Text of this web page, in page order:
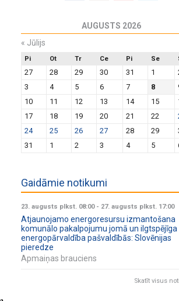
AUGUSTS 2026
« Jūlijs
Pi Ot Tr Ce Pi Se
27 28 29 30 31 1
3
4 5 6 7 8
10
11 12 13 14 15
17
18 19 20 21 22
24
25 26 27 28 29
31
1 2 3 4 5
Gaidāmie notikumi
23. augusts plkst. 08:00- 27. augusts plkst. 17:00
Atjaunojamo energoresursu izmantošana
komunālo pakalpojumu jomā un ilgtspējīga
energopārvaldība pašvaldībās: Slovēnijas
pieredze
Apmaiņas brauciens
Skatīt visus